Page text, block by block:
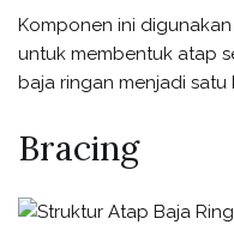
Komponen ini
untuk membentuk atap
baja ringan menjadi satu
Bracing